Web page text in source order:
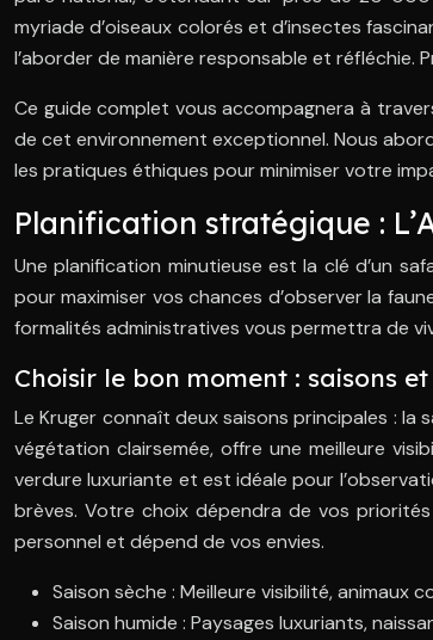
myriade d’oiseaux colorés et d’insectes
l’aborder de manière responsable et réfléchie.
Ce guide complet vous accompagnera à
de cet environnement exceptionnel. Nous
les pratiques éthiques pour minimiser votre
Planification stratégique :
Une planification minutieuse est la clé d’un
pour maximiser vos chances d’observer la
formalités administratives vous permettra de
Choisir le bon moment : saisons
Le Kruger connaît deux saisons principales : la
végétation clairsemée, offre une meilleure
verdure luxuriante et est idéale pour
brèves. Votre choix dépendra de vos
personnel et dépend de vos envies.
Saison sèche : Meilleure visibilité,
Saison humide : Paysages luxuriants,